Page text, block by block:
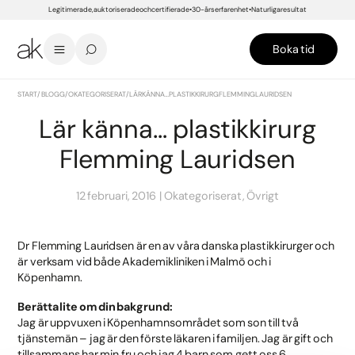
Legitimerade, auktoriserade och certifierade 30-års erfarenhet Naturliga resultat
Boka tid
START/BLOGG/OKATEGORISERAT/LÄR KÄNNA… PLASTIKKIRURG FLEMMING LAURIDSEN
Lär känna… plastikkirurg
Flemming Lauridsen
12 februari, 2016 Okategoriserat, Övrigt
Dr Flemming Lauridsen är en av våra danska plastikkirurger och
är verksam vid både Akademikliniken i Malmö och i
Köpenhamn.
Berätta lite om din bakgrund:
Jag är uppvuxen i Köpenhamnsområdet som son till två
tjänstemän – jag är den förste läkaren i familjen. Jag är gift och